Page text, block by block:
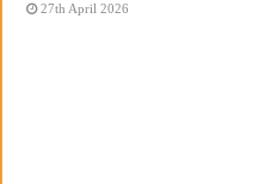
27th April 2026